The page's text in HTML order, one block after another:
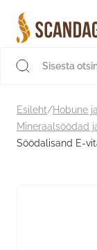
sisu
juurde
Esileht/Hobune
Mineraalsöödad
Söödalisand E-